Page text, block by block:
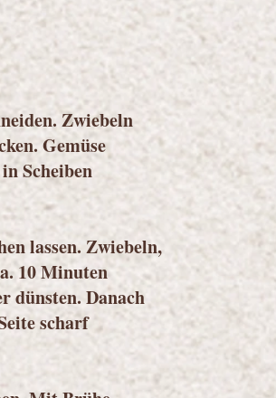
Zwiebeln
Gemüse
Scheiben
lassen. Zwiebeln,
10 Minuten
dünsten. Danach
scharf